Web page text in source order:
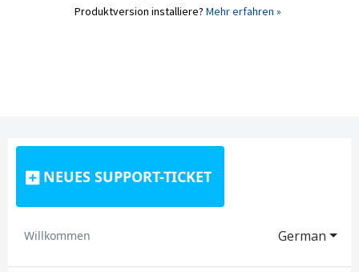
Produktversion installiere? Mehr erfahren »
NEUES SUPPORT-TICKET
German
Willkommen